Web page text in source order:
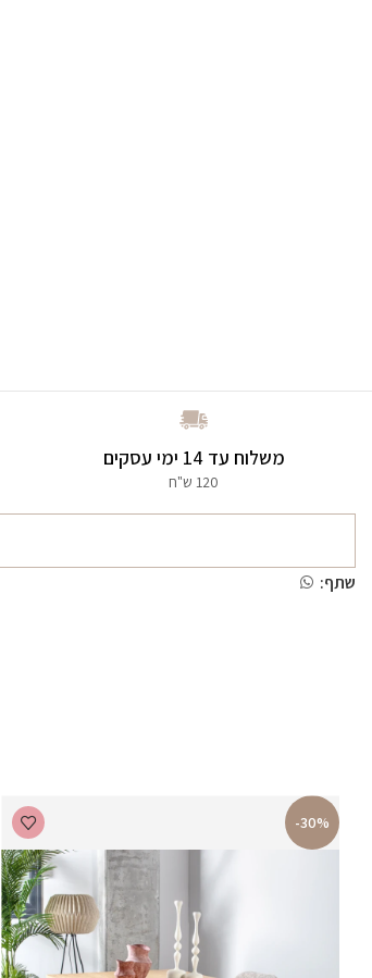
משלוח עד 14 ימי עסקים
120 ש"ח
שתף:
-30%